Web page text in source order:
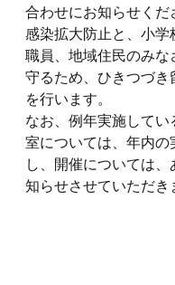
合わせにお知らせくだ
感染拡大防止と、小学
職員、地域住民のみな
守るため、ひきつづき
を行います。
なお、例年実施してい
室については、年内の
し、開催については、
知らせさせていただき